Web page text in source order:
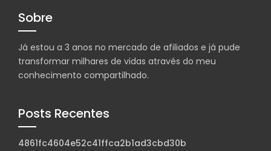
Sobre
Já estou a 3 anos no mercado de afiliados e já pude
transformar milhares de vidas através do meu
conhecimento compartilhado.
Posts Recentes
4861fc4604e52c41ffca2b1ad3cbd30b